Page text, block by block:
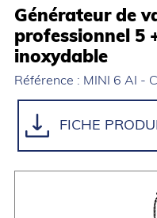
Générateur de
professionnel 5
inoxydable
Référence : MINI 6 AI -
FICHE